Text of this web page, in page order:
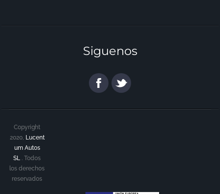
Siguenos
Copyright
2020, Lucent
um Autos
SL
.Todos
los derechos
reservados